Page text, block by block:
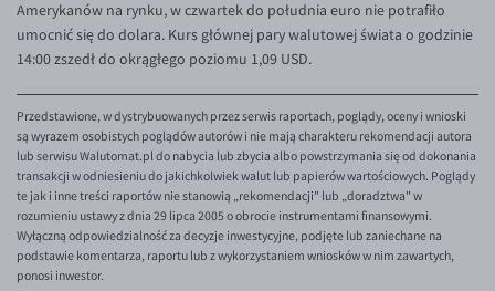
EUR/ZAR
GBP/USD
USD/CHF
GBP/CHF
Amerykanów na rynku, w czwartek do południa euro nie potrafiło
umocnić się do dolara. Kurs głównej pary walutowej świata o godzinie
14:00 zszedł do okrągłego poziomu 1,09 USD.
Przedstawione, w dystrybuowanych przez serwis raportach, poglądy, oceny i wnioski
są wyrazem osobistych poglądów autorów i nie mają charakteru rekomendacji autora
lub serwisu Walutomat.pl do nabycia lub zbycia albo powstrzymania się od dokonania
transakcji w odniesieniu do jakichkolwiek walut lub papierów wartościowych. Poglądy
te jak i inne treści raportów nie stanowią „rekomendacji" lub „doradztwa" w
rozumieniu ustawy z dnia 29 lipca 2005 o obrocie instrumentami finansowymi.
Wyłączną odpowiedzialność za decyzje inwestycyjne, podjęte lub zaniechane na
podstawie komentarza, raportu lub z wykorzystaniem wniosków w nim zawartych,
ponosi inwestor.